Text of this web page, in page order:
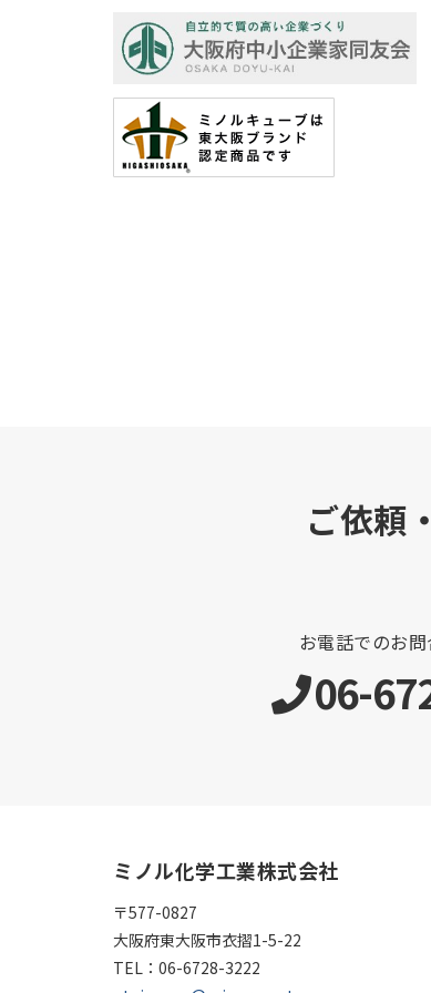
ご依頼
お電話でのお
06-
ミノル化学工業株式会社
〒577-0827
大阪府東大阪市衣摺1-5-22
TEL： 06-6728-3222